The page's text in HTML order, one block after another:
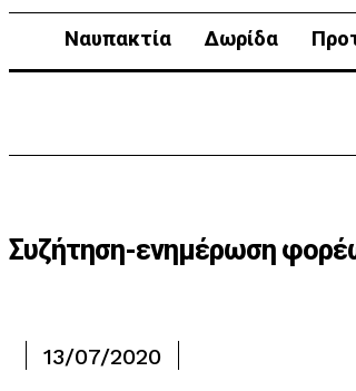
Ναυπακτία Δωρίδα
Συζήτηση-ενημέρωση
13/07/2020